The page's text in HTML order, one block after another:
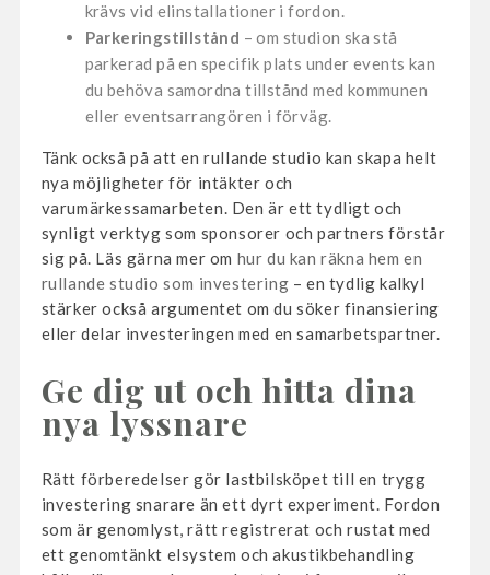
krävs vid elinstallationer i fordon.
Parkeringstillstånd – om studion ska stå
parkerad på en specifik plats under events kan
du behöva samordna tillstånd med kommunen
eller eventsarrangören i förväg.
Tänk också på att en rullande studio kan skapa helt
nya möjligheter för intäkter och
varumärkessamarbeten. Den är ett tydligt och
synligt verktyg som sponsorer och partners förstår
sig på. Läs gärna mer om hur du kan räkna hem en
rullande studio som investering – en tydlig kalkyl
stärker också argumentet om du söker finansiering
eller delar investeringen med en samarbetspartner.
Ge dig ut och hitta dina
nya lyssnare
Rätt förberedelser gör lastbilsköpet till en trygg
investering snarare än ett dyrt experiment. Fordon
som är genomlyst, rätt registrerat och rustat med
ett genomtänkt elsystem och akustikbehandling